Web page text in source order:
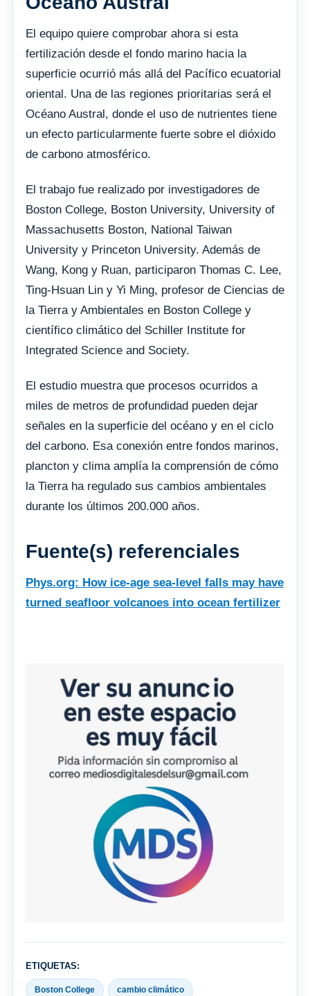
El equipo quiere comprobar ahora si esta
fertilización desde el fondo marino hacia la
superficie ocurrió más allá del Pacífico ecuatorial
oriental. Una de las regiones prioritarias será el
Océano Austral, donde el uso de nutrientes tiene
un efecto particularmente fuerte sobre el dióxido
de carbono atmosférico.
El trabajo fue realizado por investigadores de
Boston College, Boston University, University of
Massachusetts Boston, National Taiwan
University y Princeton University. Además de
Wang, Kong y Ruan, participaron Thomas C. Lee,
Ting-Hsuan Lin y Yi Ming, profesor de Ciencias de
la Tierra y Ambientales en Boston College y
científico climático del Schiller Institute for
Integrated Science and Society.
El estudio muestra que procesos ocurridos a
miles de metros de profundidad pueden dejar
señales en la superficie del océano y en el ciclo
del carbono. Esa conexión entre fondos marinos,
plancton y clima amplía la comprensión de cómo
la Tierra ha regulado sus cambios ambientales
durante los últimos 200.000 años.
Fuente(s) referenciales
Phys.org: How ice-age sea-level falls may have
turned seafloor volcanoes into ocean fertilizer
ETIQUETAS:
Boston College cambio climático